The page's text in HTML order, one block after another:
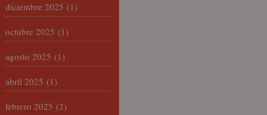
diciembre 2025 (1)
octubre 2025 (1)
agosto 2025 (1)
abril 2025 (1)
febrero 2025 (2)